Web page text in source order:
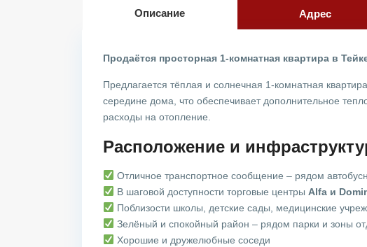
Описание Адрес
Продаётся просторная 1-комнатная квартира в
Предлагается тёплая и солнечная 1-комнатная
середине дома, что обеспечивает дополнительное
расходы на отопление.
Расположение и
Отличное транспортное сообщение – рядом
В шаговой доступности торговые центры Alfa и
Поблизости школы, детские сады, медицинские
Зелёный и спокойный район – рядом парки и зоны
Хорошие и дружелюбные соседи